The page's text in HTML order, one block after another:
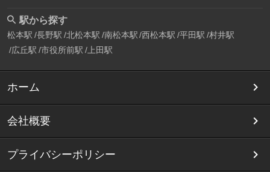
駅から探す
松本駅 長野駅 北松本駅 南松本駅 西松本駅 平田駅 村井駅
広丘駅 市役所前駅 上田駅
ホーム
会社概要
プライバシーポリシー